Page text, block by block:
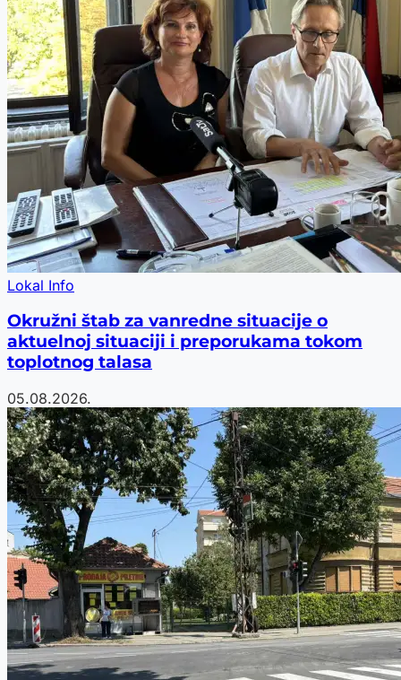
Lokal Info
Okružni štab za vanredne situacije o
aktuelnoj situaciji i preporukama tokom
toplotnog talasa
05.08.2026.